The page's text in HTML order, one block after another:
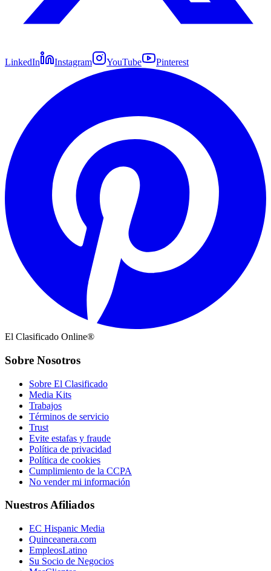
LinkedIn Instagram YouTube Pinterest
El Clasificado Online®
Sobre Nosotros
Sobre El Clasificado
Media Kits
Trabajos
Términos de servicio
Trust
Evite estafas y fraude
Política de privacidad
Política de cookies
Cumplimiento de la CCPA
No vender mi información
Nuestros Afiliados
EC Hispanic Media
Quinceanera.com
EmpleosLatino
Su Socio de Negocios